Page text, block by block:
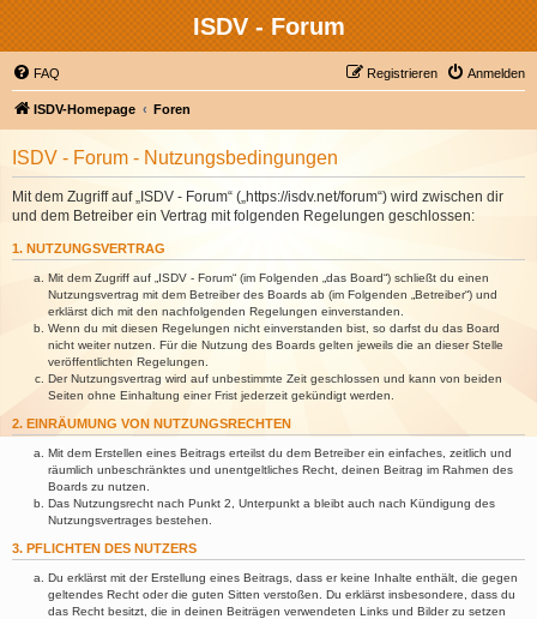
ISDV - Forum
FAQ Anmelden
Registrieren
ISDV-Homepage Foren
ISDV - Forum - Nutzungsbedingungen
Mit dem Zugriff auf „ISDV - Forum“ („https://isdv.net/forum“) wird zwischen dir
und dem Betreiber ein Vertrag mit folgenden Regelungen geschlossen:
1. NUTZUNGSVERTRAG
Mit dem Zugriff auf „ISDV - Forum“ (im Folgenden „das Board“) schließt du einen
Nutzungsvertrag mit dem Betreiber des Boards ab (im Folgenden „Betreiber“) und
erklärst dich mit den nachfolgenden Regelungen einverstanden.
Wenn du mit diesen Regelungen nicht einverstanden bist, so darfst du das Board
nicht weiter nutzen. Für die Nutzung des Boards gelten jeweils die an dieser Stelle
veröffentlichten Regelungen.
Der Nutzungsvertrag wird auf unbestimmte Zeit geschlossen und kann von beiden
Seiten ohne Einhaltung einer Frist jederzeit gekündigt werden.
2. EINRÄUMUNG VON NUTZUNGSRECHTEN
Mit dem Erstellen eines Beitrags erteilst du dem Betreiber ein einfaches, zeitlich und
räumlich unbeschränktes und unentgeltliches Recht, deinen Beitrag im Rahmen des
Boards zu nutzen.
Das Nutzungsrecht nach Punkt 2, Unterpunkt a bleibt auch nach Kündigung des
Nutzungsvertrages bestehen.
3. PFLICHTEN DES NUTZERS
Du erklärst mit der Erstellung eines Beitrags, dass er keine Inhalte enthält, die gegen
geltendes Recht oder die guten Sitten verstoßen. Du erklärst insbesondere, dass du
das Recht besitzt, die in deinen Beiträgen verwendeten Links und Bilder zu setzen